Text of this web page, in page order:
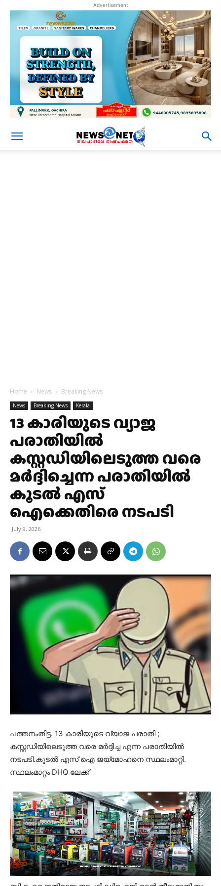
Advertisement
Home News Breaking News
News Breaking News Kerala
13 കാരിയുടെ വ്യാജ
പരാതിയില്‍
കസ്റ്റഡിയിലെടുത്ത വരെ
മർദ്ദിച്ചെന്ന പരാതിയിൽ
കൂടൽ എസ്
ഐക്കെതിരെ നടപടി
July 9, 2026
പത്തനംതിട്ട. 13 കാരിയുടെ വ്യാജ പരാതി ;
കസ്റ്റഡിയിലെടുത്ത വരെ മർദ്ദിച്ച എന്ന പരാതിയിൽ
നടപടി.കൂടൽ എസ് ഐ ജയ്മോഹനെ സ്ഥലംമാറ്റി.
സ്ഥലംമാറ്റം DHQ ലേക്ക്